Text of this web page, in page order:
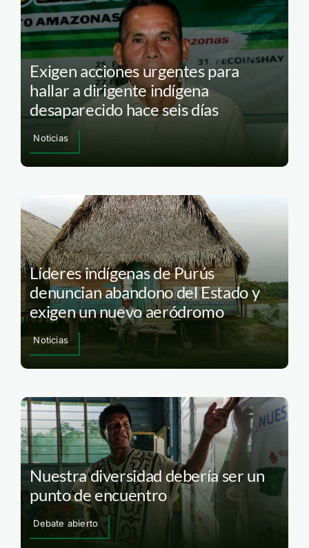
Exigen acciones urgentes para
hallar a dirigente indígena
desaparecido hace seis días
Noticias
Líderes indígenas de Purús
denuncian abandono del Estado y
exigen un nuevo aeródromo
Noticias
Nuestra diversidad debería ser un
punto de encuentro
Debate abierto